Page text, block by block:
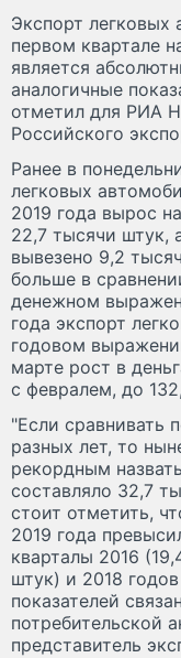
Экспорт
первом квартале
является
аналогичные
отметил для РИА
Российского
Ранее в
легковых
2019 года вырос
22,7 тысячи штук,
вывезено 9,2
больше в
денежном
года экспорт
годовом
марте рост в
с февралем, до
"Если сравнивать
разных лет, то
рекордным
составляло 32,7
стоит отметить,
2019 года
кварталы 2016
штук) и 2018
показателей
потребительской
представитель